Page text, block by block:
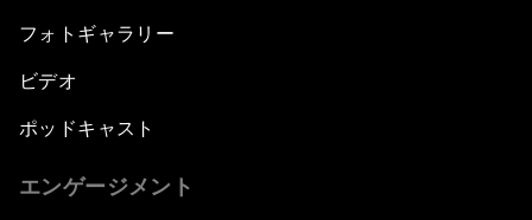
フォトギャラリー
ビデオ
ポッドキャスト
エンゲージメント